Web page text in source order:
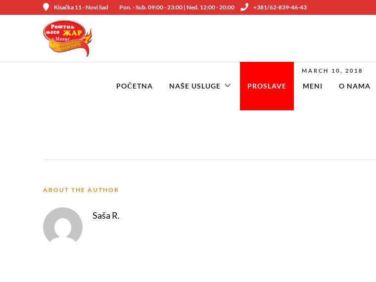
Kisačka 11 - Novi Sad Pon. - Sub. 09:00 - 23:00 | Ned. 12:00 - 20:00 +381/62-839-46-43
POČETNA NAŠE USLUGE PROSLAVE MENI O NAMA
MARCH 10, 2018
ABOUT THE AUTHOR
Saša R.